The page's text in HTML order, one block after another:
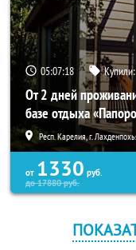
05:07:18 Купили:
От 2 дней
базе отдыха
Респ. Карелия, г.
от 1330 руб.
до17880руб.